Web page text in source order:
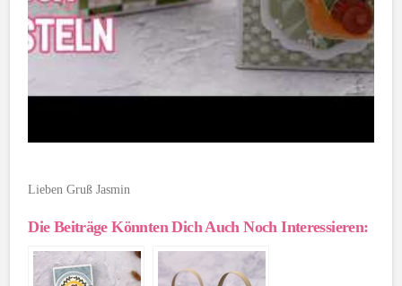
Lieben Gruß Jasmin
Die Beiträge Könnten Dich Auch Noch Interessieren: